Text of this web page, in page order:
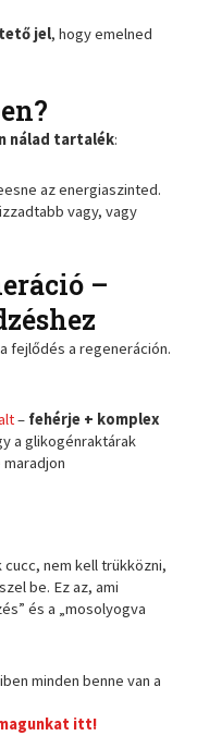
jel, hogy emelned
nálad tartalék:
az energiaszinted.
vagy, vagy
–
fejlődés a regeneráción.
– fehérje + komplex
a glikogénraktárak
nem kell trükközni,
be. Ez az, ami
és a „mosolyogva
minden benne van a
itt!